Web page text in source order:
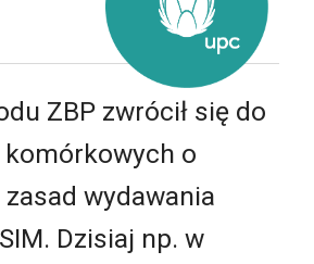
ZBP zwrócił się do
o
wydawania
Dzisiaj np. w